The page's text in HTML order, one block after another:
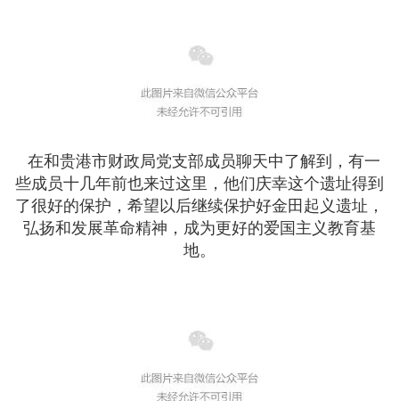
在和贵港市财政局党支部成员聊天中了解到，有一
些成员十几年前也来过这里，他们庆幸这个遗址得到
了很好的保护，希望以后继续保护好金田起义遗址，
弘扬和发展革命精神，成为更好的爱国主义教育基
地。